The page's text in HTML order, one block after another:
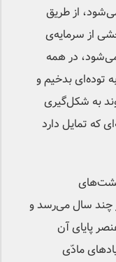
از طریق
از سرمایه‌‌‌ی
در همه
توده‌ای بدخیم و
به شکل‌گیری
که تمایل دارد
چند سال می‌رسد و
پایای آن
مادّی